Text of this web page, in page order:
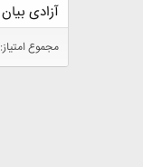
آزادی بیان has not been awarded any trophies yet.
مجموع امتیاز: 0